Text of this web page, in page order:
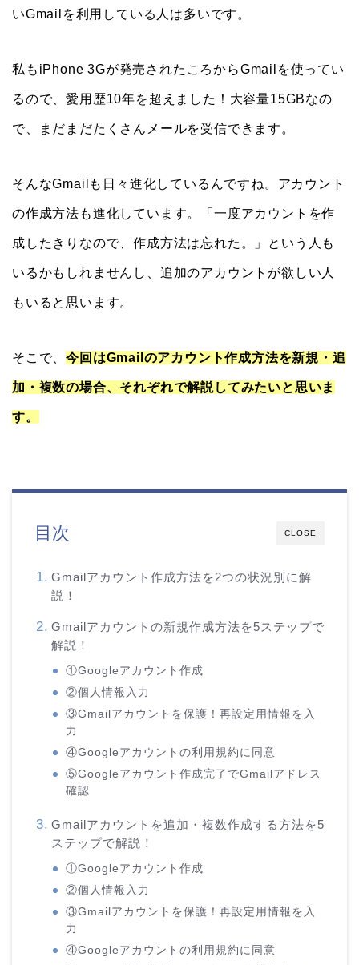
いGmailを利用している人は多いです。
私もiPhone 3Gが発売されたころからGmailを使ってい
るので、愛用歴10年を超えました！大容量15GBなの
で、まだまだたくさんメールを受信できます。
そんなGmailも日々進化しているんですね。アカウント
の作成方法も進化しています。「一度アカウントを作
成したきりなので、作成方法は忘れた。」という人も
いるかもしれませんし、追加のアカウントが欲しい人
もいると思います。
そこで、今回はGmailのアカウント作成方法を新規・追
加・複数の場合、それぞれで解説してみたいと思いま
す。
CLOSE
目次
Gmailアカウント作成方法を2つの状況別に解
説！
Gmailアカウントの新規作成方法を5ステップで
解説！
①Googleアカウント作成
②個人情報入力
③Gmailアカウントを保護！再設定用情報を入
力
④Googleアカウントの利用規約に同意
⑤Googleアカウント作成完了でGmailアドレス
確認
Gmailアカウントを追加・複数作成する方法を5
ステップで解説！
①Googleアカウント作成
②個人情報入力
③Gmailアカウントを保護！再設定用情報を入
力
④Googleアカウントの利用規約に同意